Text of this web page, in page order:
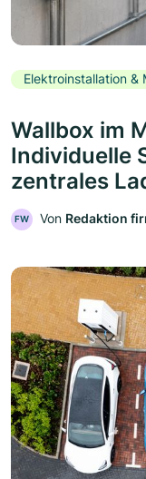
Elektroinstallation &
Wallbox im
Individuelle
zentrales
FW Von Redaktion